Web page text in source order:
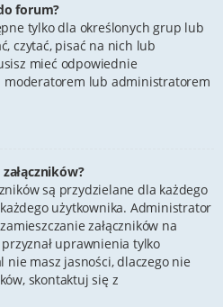
forum?
tylko dla określonych grup lub
czytać, pisać na nich lub
mieć odpowiednie
moderatorem lub administratorem
są przydzielane dla każdego
użytkownika. Administrator
załączników na
uprawnienia tylko
masz jasności, dlaczego nie
skontaktuj się z